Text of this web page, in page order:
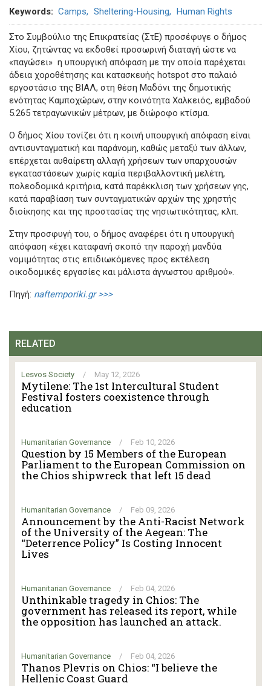
Keywords Camps Sheltering-Housing Human Rights
Στο Συμβούλιο της Επικρατείας (ΣτΕ) προσέφυγε ο δήμος
Χίου, ζητώντας να εκδοθεί προσωρινή διαταγή ώστε να
«παγώσει» η υπουργική απόφαση με την οποία παρέχεται
άδεια χοροθέτησης και κατασκευής hotspot στο παλαιό
εργοστάσιο της ΒΙΑΛ, στη θέση Μαδόνι της δημοτικής
ενότητας Καμποχώρων, στην κοινότητα Χαλκειός, εμβαδού
5.265 τετραγωνικών μέτρων, με διώροφο κτίσμα.
Ο δήμος Χίου τονίζει ότι η κοινή υπουργική απόφαση είναι
αντισυνταγματική και παράνομη, καθώς μεταξύ των άλλων,
επέρχεται αυθαίρετη αλλαγή χρήσεων των υπαρχουσών
εγκαταστάσεων χωρίς καμία περιβαλλοντική μελέτη,
πολεοδομικά κριτήρια, κατά παρέκκλιση των χρήσεων γης,
κατά παραβίαση των συνταγματικών αρχών της χρηστής
διοίκησης και της προστασίας της νησιωτικότητας, κλπ.
Στην προσφυγή του, ο δήμος αναφέρει ότι η υπουργική
απόφαση «έχει καταφανή σκοπό την παροχή μανδύα
νομιμότητας στις επιδιωκόμενες προς εκτέλεση
οικοδομικές εργασίες και μάλιστα άγνωστου αριθμού».
Πηγή: naftemporiki.gr >>>
RELATED
Lesvos Society / May 12, 2026
Mytilene: The 1st Intercultural Student
Festival fosters coexistence through
education
Humanitarian Governance / Feb 10, 2026
Question by 15 Members of the European
Parliament to the European Commission on
the Chios shipwreck that left 15 dead
Humanitarian Governance / Feb 09, 2026
Announcement by the Anti-Racist Network
of the University of the Aegean: The
“Deterrence Policy” Is Costing Innocent
Lives
Humanitarian Governance / Feb 04, 2026
Unthinkable tragedy in Chios: The
government has released its report, while
the opposition has launched an attack.
Humanitarian Governance / Feb 04, 2026
Thanos Plevris on Chios: “I believe the
Hellenic Coast Guard